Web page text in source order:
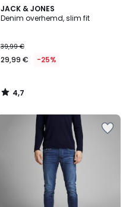
JACK & JONES
Denim overhemd, slim fit
39,99 €
29,99 € -25%
4,7
/ 5
4,7
/